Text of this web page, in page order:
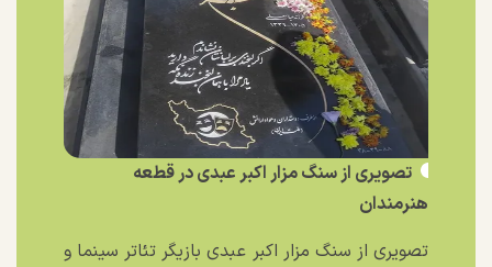
تصویری از سنگ مزار اکبر عبدی در قطعه
هنرمندان
تصویری از سنگ مزار اکبر عبدی بازیگر تئاتر سینما و